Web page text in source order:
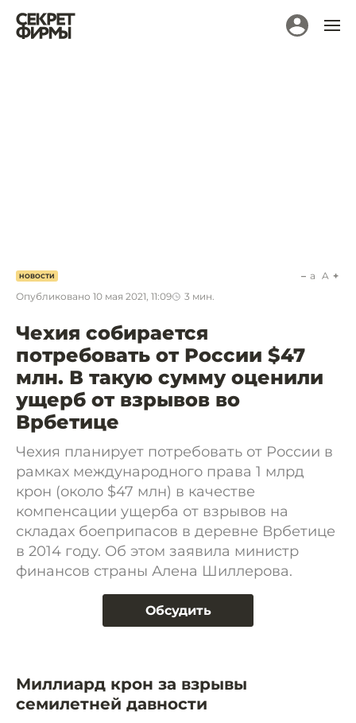
НОВОСТИ
Опубликовано 10 мая 2021, 11:09 3 мин.
a A
Чехия собирается
потребовать от России $47
млн. В такую сумму оценили
ущерб от взрывов во
Врбетице
Чехия планирует потребовать от России в
рамках международного права 1 млрд
крон (около $47 млн) в качестве
компенсации ущерба от взрывов на
складах боеприпасов в деревне Врбетице
в 2014 году. Об этом заявила министр
финансов страны Алена Шиллерова.
Обсудить
Миллиард крон за взрывы
семилетней давности